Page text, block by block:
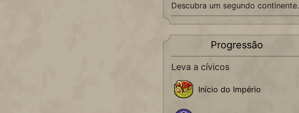
Descubra um segundo continente.
Progressão
Leva a cívicos
Início do Império